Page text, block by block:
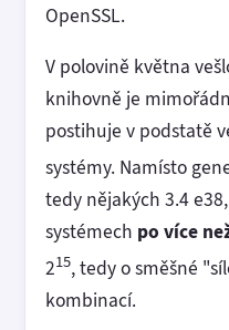
OpenSSL.
V polovině května
knihovně je
postihuje v podstatě
systémy. Namísto
tedy nějakých 3.4
systémech po více
215, tedy o směšné
kombinací.